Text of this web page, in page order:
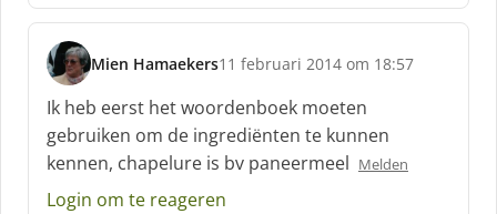
Mien Hamaekers
s
c
h
r
e
e
11 februari 2014 om 18:57
Ik heb eerst het woordenboek moeten
gebruiken om de ingrediënten te kunnen
kennen, chapelure is bv paneermeel Melden
Login om te reageren